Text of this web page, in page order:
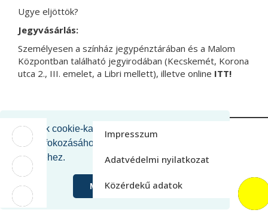
Oldalunk cookie-kat használ a felhasználói
élmény fokozásához és látogatási statisztikák
gyűjtéséhez.
Megértettem
Ugye eljöttök?
Jegyvásárlás:
Személyesen a színház jegypénztárában és a Malom
Központban található jegyirodában (Kecskemét, Korona
utca 2., III. emelet, a Libri mellett), illetve online ITT!
M_FACEBOOK
M_INSTAGRAM
M_YOUTUBE
Impresszum
Adatvédelmi nyilatkozat
Közérdekű adatok